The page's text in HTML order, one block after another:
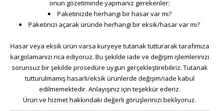
onun gözetiminde yapmanız gerekenler:
Paketinizde herhangi bir hasar var mı?
Paketinizi açarak üründe herhangi bir eksik/hasar var mı?
Hasar veya eksik ürün varsa kuryeye tutanak tutturarak tarafımıza
kargolamanızı rica ediyoruz. Bu şekilde iade ve değişim işlemlerinizi
sorunsuz bir şekilde prosedüre uygun gerçekleştirebiliriz. Tutanak
tutturulmamış hasarlı/eksik ürünlerde değişim/iade kabul
edilmemektedir. Anlayışınız için teşekkür ederiz.
Ürün ve hizmet hakkındaki değerli görüşlerinizi bekliyoruz.